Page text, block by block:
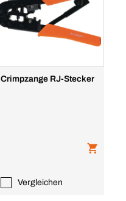
Crimpzange RJ-Stecker
Vergleichen